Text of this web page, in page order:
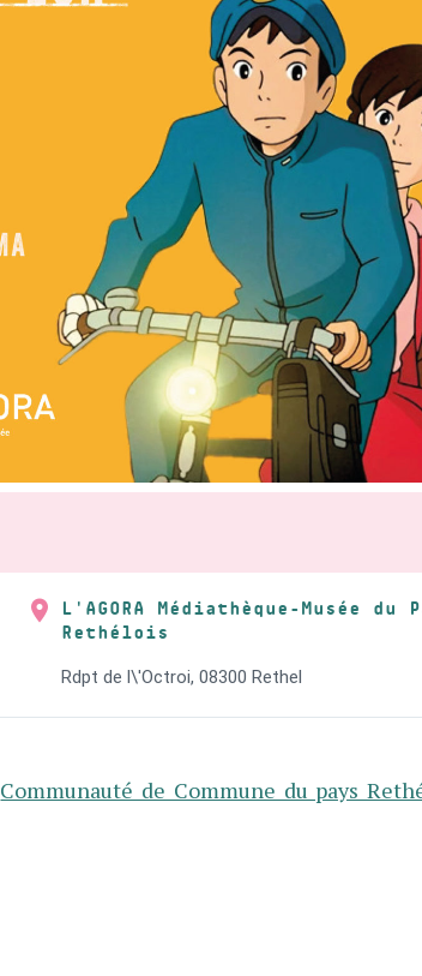
L'AGORA Médiathèque-Musée du
Rethélois
Rdpt de l\'Octroi, 08300 Rethel
Communauté de Commune du pays